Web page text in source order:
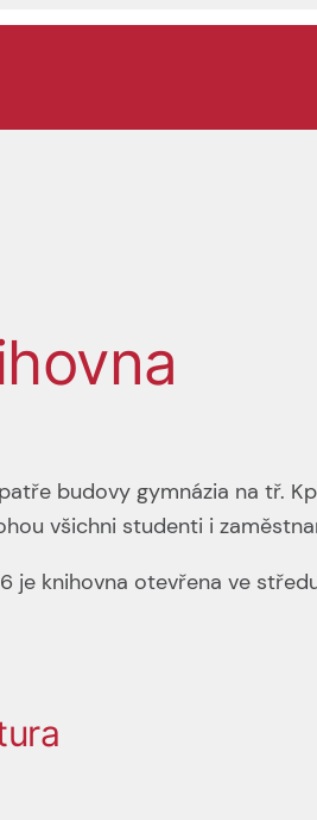
budovy gymnázia na tř.
všichni studenti i
je knihovna otevřena ve